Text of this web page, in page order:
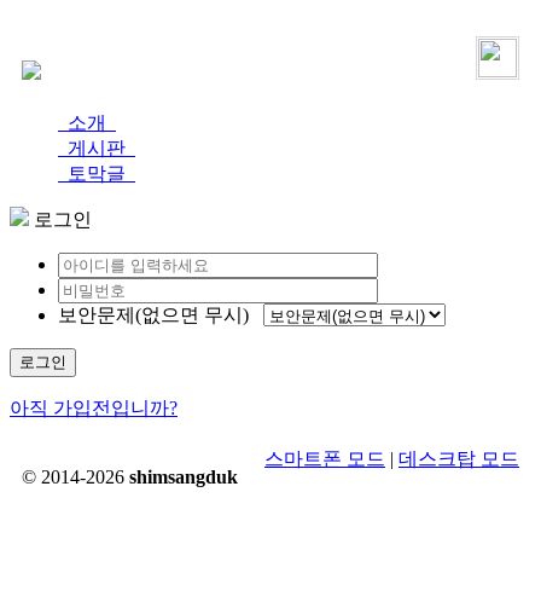
소개
게시판
토막글
로그인
보안문제(없으면 무시)
로그인
아직 가입전입니까?
© 2014-2026 shimsangduk
스마트폰 모드 | 데스크탑 모드